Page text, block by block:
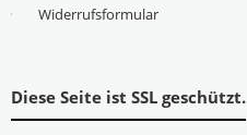
Widerrufsformular
Diese Seite ist SSL geschützt.